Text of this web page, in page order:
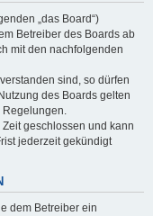
„das Board“)
Betreiber des Boards ab
mit den nachfolgenden
sind, so dürfen
des Boards gelten
Regelungen.
geschlossen und kann
jederzeit gekündigt
dem Betreiber ein